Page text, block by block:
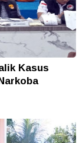
Kasus